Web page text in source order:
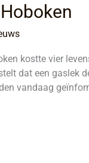
kostte vier
dat een gaslek
vandaag